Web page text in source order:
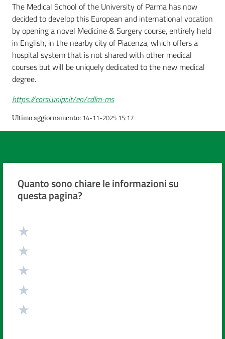
e
percorsi
di
cura
Come
fare
e
Piacenza
Costruiamo
Salute
The Medical School of the University of Parma has now
decided to develop this European and international vocation
by opening a novel Medicine & Surgery course, entirely held
in English, in the nearby city of Piacenza, which offers a
hospital system that is not shared with other medical
courses but will be uniquely dedicated to the new medical
degree.
https://corsi.unipr.it/en/cdlm-ms
Ultimo aggiornamento: 14-11-2025 15:17
Quanto sono chiare le informazioni su
questa pagina?